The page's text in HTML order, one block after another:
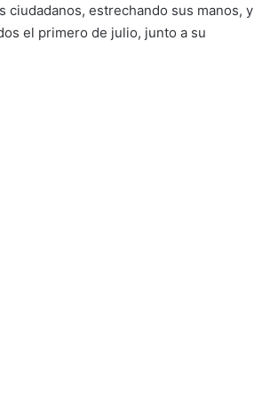
estrechando sus manos, y
el primero de julio, junto a su